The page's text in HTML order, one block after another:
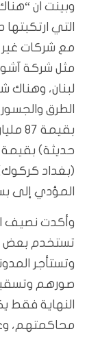
وبينت ان
التي ارتكبتها
مع شركات غير
مثل شركة
لبنان،
الطرق
المؤدي إلى بسماية
وأكدت نصيف
تستخدم بعض
وتستأجر
صورهم
النهاية فقط
محاكمتهم،